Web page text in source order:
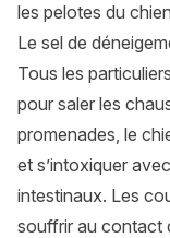
les pelotes du
Le sel de
Tous les
pour saler les
promenades, le
et s’intoxiquer
intestinaux. Les
souffrir au contact